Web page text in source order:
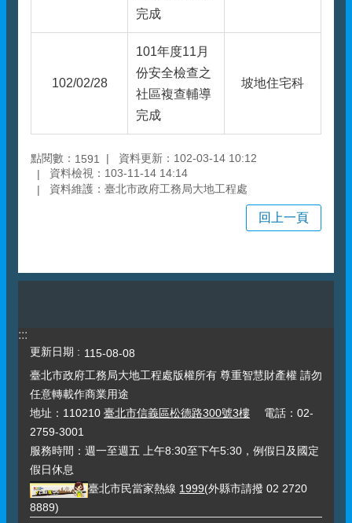
完成
102/02/28
101年度11月
份安全檢查之
社區複查輔導
完成
坡地住宅科
點閱數： 1591
資料更新：102-03-14 10:12
資料檢視：103-11-14 14:14
資料維護：臺北市政府工務局大地工程處
回上一頁
:::
更新日期
115-08-08
臺北市政府工務局大地工程處版權所有 尊重智慧財產權 請勿
任意轉載作商業用途
地址：110210 臺北市信義區松德路300號3樓 電話：02-
2759-3001
服務時間：週一至週五 上午8:30至下午5:30，例假日及國定
假日休息
臺北市民當家熱線 1999(外縣市請撥 02 2720
8889)